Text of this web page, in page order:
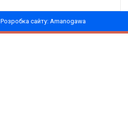
Розробка сайту: Amanogawa